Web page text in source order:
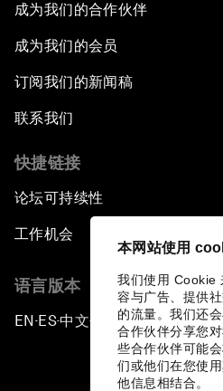
本网站使用
我们使用 Cookie
容与广告、提供
的流量。我们还
合作伙伴分享您
些合作伙伴可能
们或他们在您使
他信息相结合。
成为我们的合作伙伴
成为我们的会员
订阅我们的新闻稿
联系我们
快捷链接
论坛可持续性
工作机会
语言版本
EN ▪ES▪中文▪ 日本語